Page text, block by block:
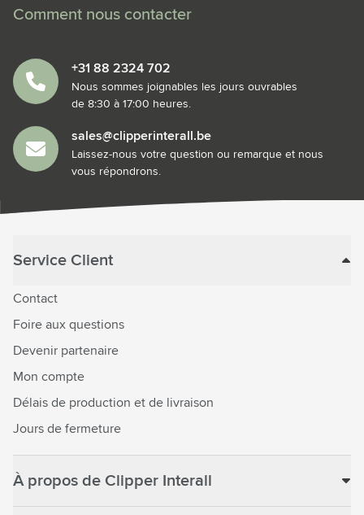
Comment nous contacter
+31 88 2324 702
Nous sommes joignables les jours ouvrables
de 8:30 à 17:00 heures.
sales@clipperinterall.be
Laissez-nous votre question ou remarque et nous
vous répondrons.
Service Client
Contact
Foire aux questions
Devenir partenaire
Mon compte
Délais de production et de livraison
Jours de fermeture
À propos de Clipper Interall